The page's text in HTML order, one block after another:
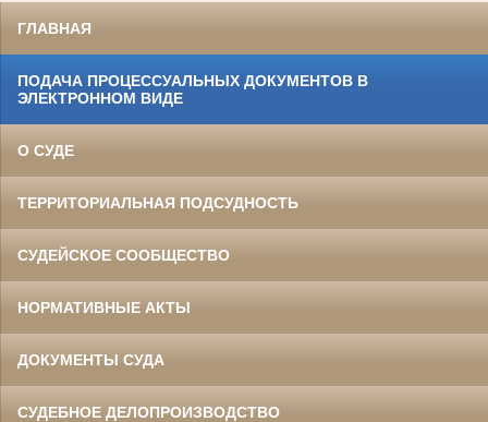
ГЛАВНАЯ
ПОДАЧА ПРОЦЕССУАЛЬНЫХ ДОКУМЕНТОВ В
ЭЛЕКТРОННОМ ВИДЕ
О СУДЕ
ТЕРРИТОРИАЛЬНАЯ ПОДСУДНОСТЬ
СУДЕЙСКОЕ СООБЩЕСТВО
НОРМАТИВНЫЕ АКТЫ
ДОКУМЕНТЫ СУДА
СУДЕБНОЕ ДЕЛОПРОИЗВОДСТВО